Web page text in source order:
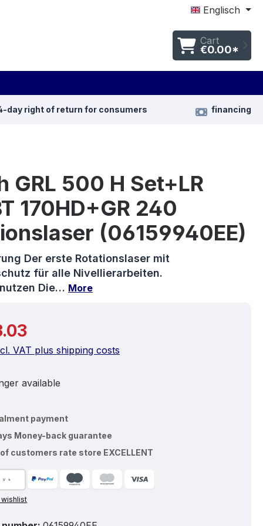
Englisch
Cart
€0.00*
day right of return for consumers financing
GRL 500 H Set+LR
170HD+GR 240
(06159940EE)
Der erste Rotationslaser mit
für alle Nivellierarbeiten.
Die… More
VAT plus shipping costs
available
payment
Money-back guarantee
customers rate store EXCELLENT